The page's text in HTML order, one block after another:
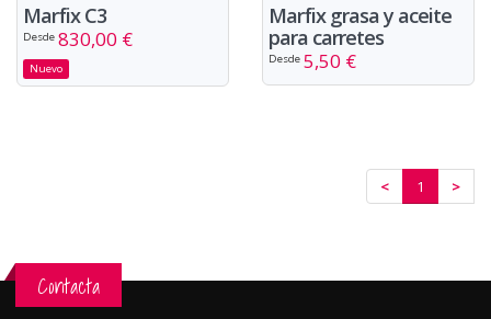
Marfix C3
Desde 830,00 €
Nuevo
Marfix grasa y aceite
para carretes
Desde 5,50 €
< 1 >
Contacta